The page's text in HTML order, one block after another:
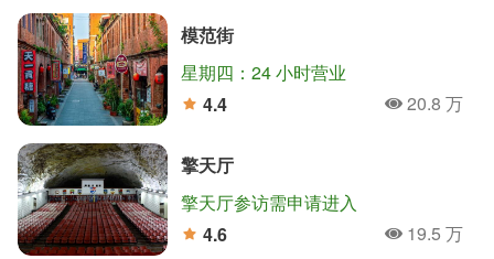
模范街
星期四：24 小时营业
4.4
人氣20.8 万
擎天厅
擎天厅参访需申请进入
4.6
人氣19.5 万